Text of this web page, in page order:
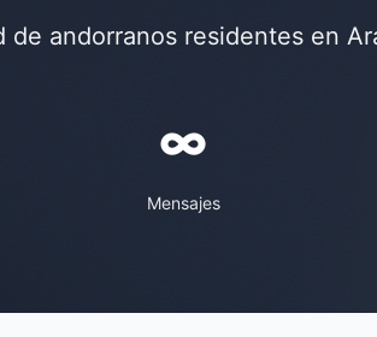
de andorranos residentes en
∞
Mensajes